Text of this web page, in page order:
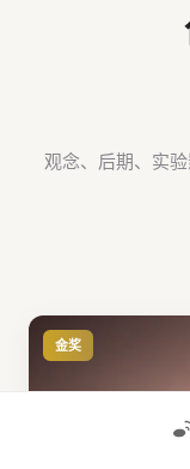
观念、后期、实
金奖